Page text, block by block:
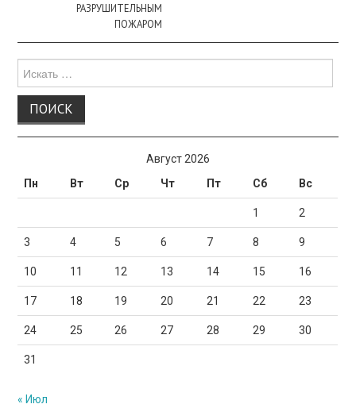
РАЗРУШИТЕЛЬНЫМ
ПОЖАРОМ
для:
Август 2026
Пн
Вт Ср Чт Пт Сб Вс
1 2
3 4 5 6 7 8 9
10 11 12 13 14 15 16
17 18 19 20 21 22 23
24 25 26 27 28 29 30
31
« Июл